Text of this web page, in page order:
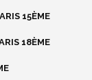
15ÈME
18ÈME